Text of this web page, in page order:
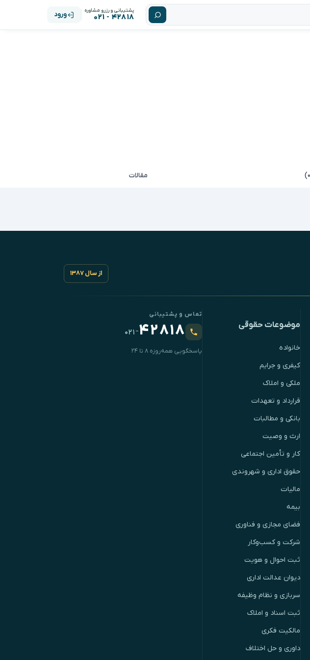
پشتیبانی و رزرو مشاوره
۴۲۸۱۸ - ۰۲۱ ورود
مقالات
از سال ۱۳۸۷
موضوعات حقوقی
خانواده
کیفری و جرایم
ملکی و املاک
قرارداد و تعهدات
بانکی و مطالبات
ارث و وصیت
کار و تأمین اجتماعی
حقوق اداری و شهروندی
مالیات
بیمه
فضای مجازی و فناوری
شرکت و کسب‌وکار
ثبت احوال و هویت
دیوان عدالت اداری
سربازی و نظام وظیفه
ثبت اسناد و املاک
مالکیت فکری
داوری و حل اختلاف
تماس و پشتیبانی
۴۲۸۱۸-۰۲۱
پاسخگویی همه‌روزه ۸ تا ۲۴